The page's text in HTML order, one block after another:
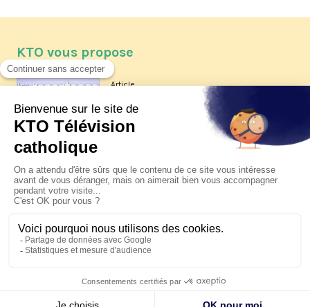
KTO vous propose
Article
Les reportages d'été 2026 de KTO
La visite pastorale du pape Léon
XIV à Assise à suivre sur KTO le
jeudi 6 août
Le pape en Uruguay, Argentine et
Pérou du 6 au 17 novembre 2026